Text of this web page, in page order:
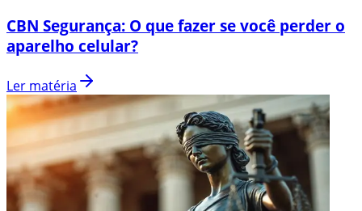
CBN Segurança: O que fazer se você perder o
aparelho celular?
Ler matéria